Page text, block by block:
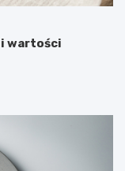
i wartości